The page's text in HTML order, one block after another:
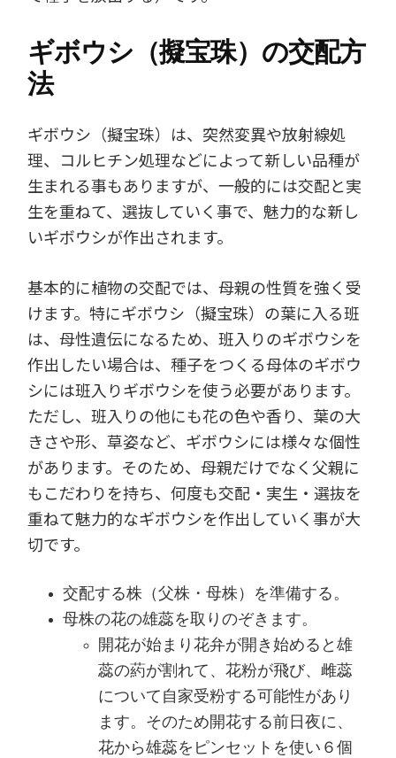
ギボウシ（擬宝珠）の交配方
法
ギボウシ（擬宝珠）は、突然変異や放射線処
理、コルヒチン処理などによって新しい品種が
生まれる事もありますが、一般的には交配と実
生を重ねて、選抜していく事で、魅力的な新し
いギボウシが作出されます。
基本的に植物の交配では、母親の性質を強く受
けます。特にギボウシ（擬宝珠）の葉に入る班
は、母性遺伝になるため、班入りのギボウシを
作出したい場合は、種子をつくる母体のギボウ
シには班入りギボウシを使う必要があります。
ただし、班入りの他にも花の色や香り、葉の大
きさや形、草姿など、ギボウシには様々な個性
があります。そのため、母親だけでなく父親に
もこだわりを持ち、何度も交配・実生・選抜を
重ねて魅力的なギボウシを作出していく事が大
切です。
交配する株（父株・母株）を準備する。
母株の花の雄蕊を取りのぞきます。
開花が始まり花弁が開き始めると雄
蕊の葯が割れて、花粉が飛び、雌蕊
について自家受粉する可能性があり
ます。そのため開花する前日夜に、
花から雄蕊をピンセットを使い６個